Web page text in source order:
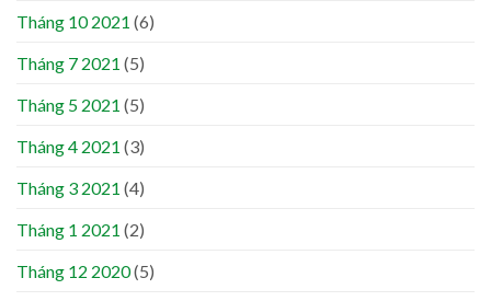
Tháng 10 2021 (6)
Tháng 7 2021 (5)
Tháng 5 2021 (5)
Tháng 4 2021 (3)
Tháng 3 2021 (4)
Tháng 1 2021 (2)
Tháng 12 2020(5)